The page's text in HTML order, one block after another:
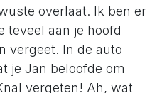
overlaat. Ik ben er
teveel aan je hoofd
vergeet. In de auto
je Jan beloofde om
vergeten! Ah, wat